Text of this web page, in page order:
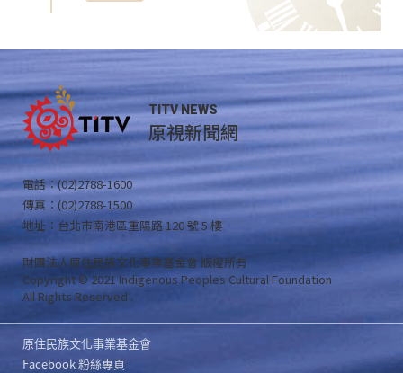
TITV NEWS
原視新聞網
電話：(02)2788-1600
傳真：(02)2788-1500
地址：台北市南港區重陽路 120 號 5 樓
財團法人原住民族文化事業基金會 版權所有
Copyright © 2021 Indigenous Peoples Cultural Foundation
All Rights Reserved .
原住民族文化事業基金會
Facebook 粉絲專頁